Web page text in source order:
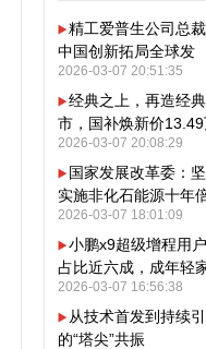
精工爱普生公司总
中国创新拓局全球发
2026-03-07 20:51:35
经典之上，再造经
市，国补焕新价13.49
2026-03-07 20:08:29
国家发展改革委：
实施非化石能源十年
2026-03-07 18:01:09
小鹏x9超级增程用
占比近六成，成年轻
2026-03-07 16:56:38
从技术首发到持续
的“塔尖”共振